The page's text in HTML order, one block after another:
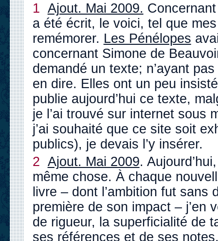
1 Ajout. Mai 2009.
a été écrit, le voici, tel que
remémorer. Les Pénélopes
concernant Simone de
demandé un texte; n’ayant
en dire. Elles ont un peu
publie aujourd’hui ce texte,
je l’ai trouvé sur internet sous
j’ai souhaité que ce site soit
publics), je devais l’y insérer.
2 Ajout. Mai 2009.
même chose. À chaque
livre – dont l’ambition fut
première de son impact – j’en
de rigueur, la superficialité de
ses références et de ses